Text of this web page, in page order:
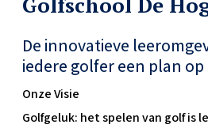
De innovatieve
iedere golfer een plan
Onze Visie
Golfgeluk: het spelen van golf is